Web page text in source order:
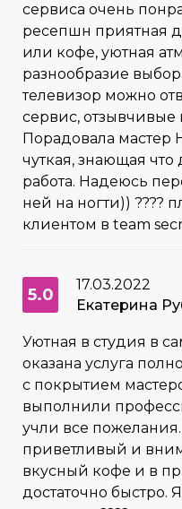
сервиса очень
ресепшн приятная
или кофе, уютная
разнообразие
телевизор можно
сервис,
Порадовала мастер
чуткая, знающая что
работа. Надеюсь
ней на ногти)) ????
клиентом в team
5.0
17.03.2022
Екатерина
Уютная в студия в
оказана услуга
с покрытием
выполнили
учли все
приветливый и
вкусный кофе и в
достаточно быстро.